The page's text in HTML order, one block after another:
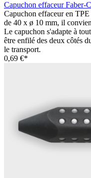
Capuchon effaceur Faber-
Capuchon effaceur en
de 40 x ø 10 mm, il
Le capuchon s'adapte à
être enfilé des deux côtés
le transport.
0,69 €*